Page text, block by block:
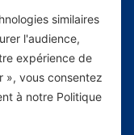
similaires
l'audience,
expérience de
», vous consentez
à notre Politique